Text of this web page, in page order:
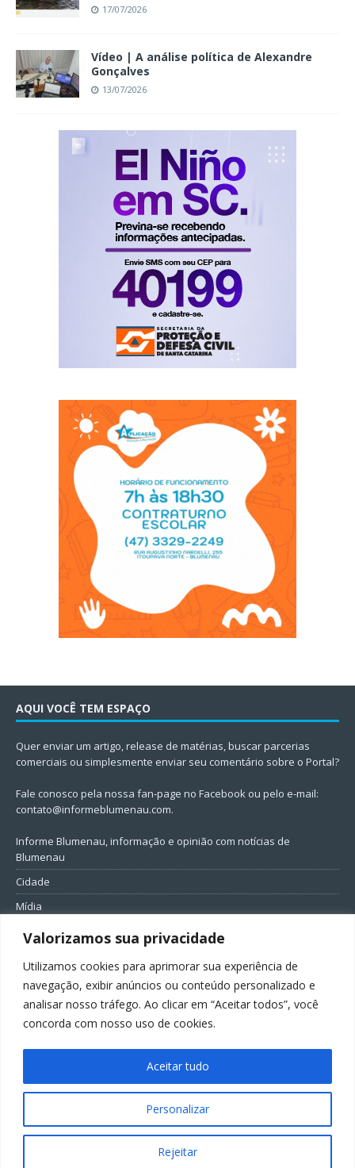
Valorizamos sua privacidade
Utilizamos cookies para aprimorar sua experiência de
navegação, exibir anúncios ou conteúdo personalizado e
analisar nosso tráfego. Ao clicar em “Aceitar todos”, você
concorda com nosso uso de cookies.
Personalizar
Rejeitar
Aceitar tudo
17/07/2026
Vídeo | A análise política de Alexandre
Gonçalves
13/07/2026
AQUI VOCÊ TEM ESPAÇO
Quer enviar um artigo, release de matérias, buscar parcerias
comerciais ou simplesmente enviar seu comentário sobre o Portal?
Fale conosco pela nossa fan-page no Facebook ou pelo e-mail:
contato@informeblumenau.com.
Informe Blumenau, informação e opinião com notícias de
Blumenau
Cidade
Mídia
Entretenimento
Política
FIQUE CONECTADO
Todos os direitos reservados ao Informe Blumenau